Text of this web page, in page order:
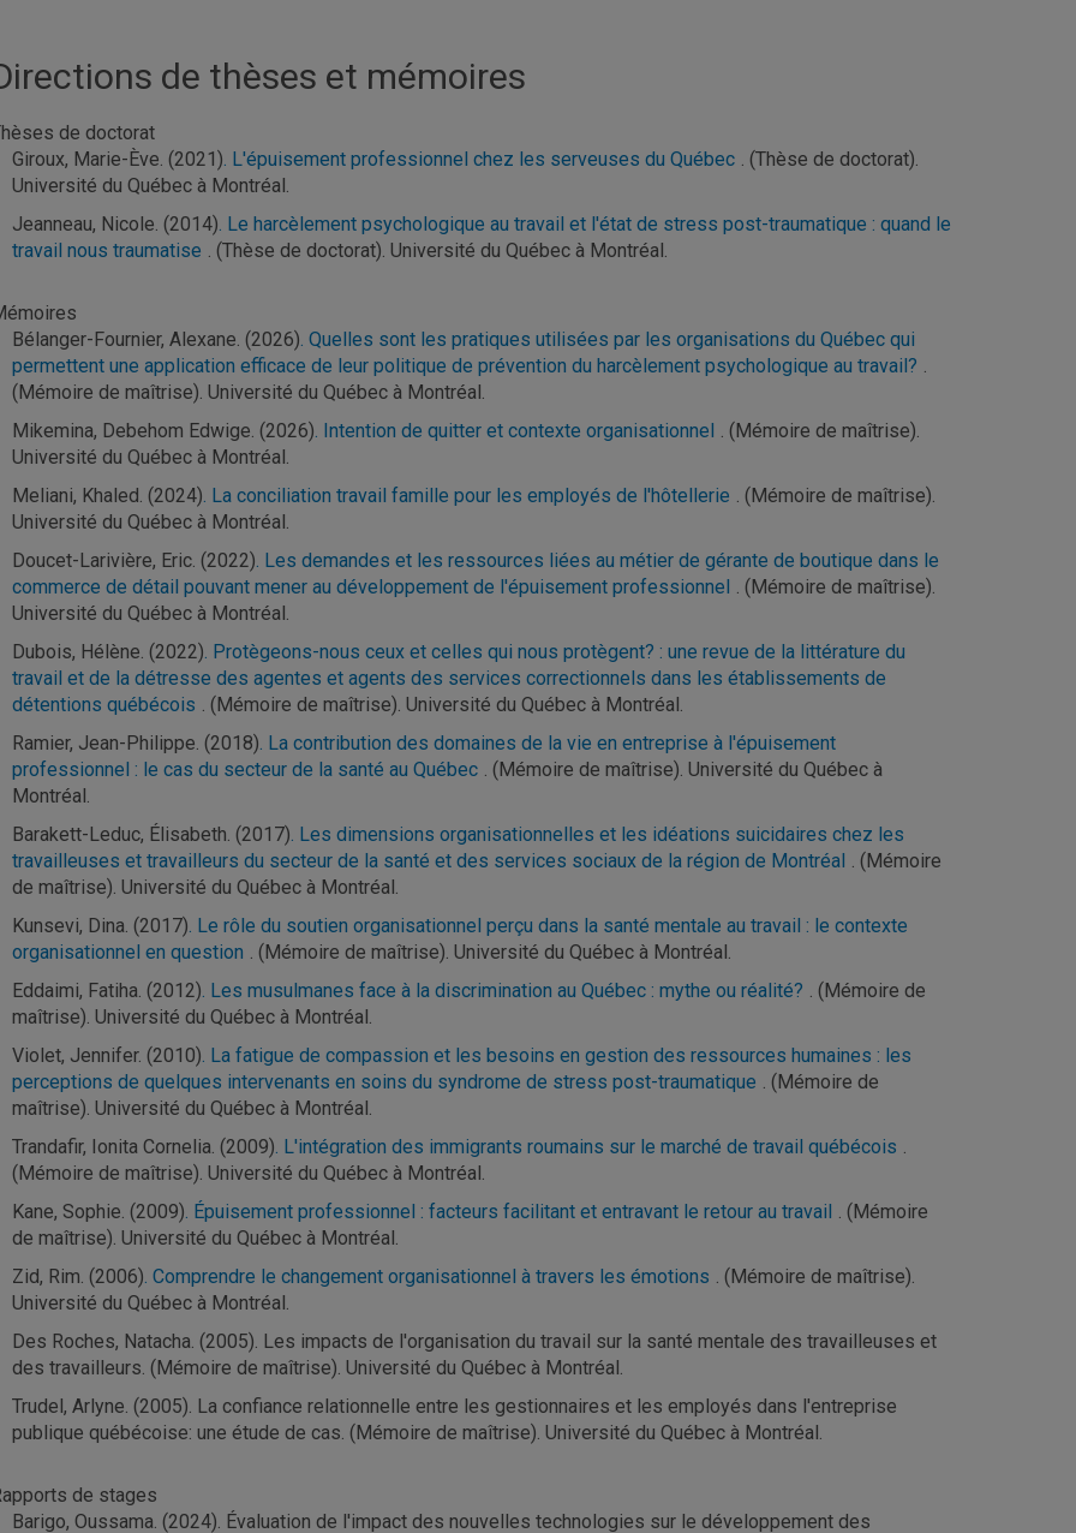
de thèses et mémoires
de doctorat
Giroux, Marie-Ève. (2021). L'épuisement professionnel chez les serveuses du Québec . (Thèse de doctorat).
Université du Québec à Montréal.
Jeanneau, Nicole. (2014). Le harcèlement psychologique au travail et l'état de stress post-traumatique : quand le
travail nous traumatise . (Thèse de doctorat). Université du Québec à Montréal.
Bélanger-Fournier, Alexane. (2026). Quelles sont les pratiques utilisées par les organisations du Québec qui
permettent une application efficace de leur politique de prévention du harcèlement psychologique au travail? .
(Mémoire de maîtrise). Université du Québec à Montréal.
Mikemina, Debehom Edwige. (2026). Intention de quitter et contexte organisationnel . (Mémoire de maîtrise).
Université du Québec à Montréal.
Meliani, Khaled. (2024). La conciliation travail famille pour les employés de l'hôtellerie . (Mémoire de maîtrise).
Université du Québec à Montréal.
Doucet-Larivière, Eric. (2022). Les demandes et les ressources liées au métier de gérante de boutique dans le
commerce de détail pouvant mener au développement de l'épuisement professionnel . (Mémoire de maîtrise).
Université du Québec à Montréal.
Dubois, Hélène. (2022). Protègeons-nous ceux et celles qui nous protègent? : une revue de la littérature du
travail et de la détresse des agentes et agents des services correctionnels dans les établissements de
détentions québécois . (Mémoire de maîtrise). Université du Québec à Montréal.
Ramier, Jean-Philippe. (2018). La contribution des domaines de la vie en entreprise à l'épuisement
professionnel : le cas du secteur de la santé au Québec . (Mémoire de maîtrise). Université du Québec à
Montréal.
Barakett-Leduc, Élisabeth. (2017). Les dimensions organisationnelles et les idéations suicidaires chez les
travailleuses et travailleurs du secteur de la santé et des services sociaux de la région de Montréal . (Mémoire
de maîtrise). Université du Québec à Montréal.
Kunsevi, Dina. (2017). Le rôle du soutien organisationnel perçu dans la santé mentale au travail : le contexte
organisationnel en question . (Mémoire de maîtrise). Université du Québec à Montréal.
Eddaimi, Fatiha. (2012). Les musulmanes face à la discrimination au Québec : mythe ou réalité? . (Mémoire de
maîtrise). Université du Québec à Montréal.
Violet, Jennifer. (2010). La fatigue de compassion et les besoins en gestion des ressources humaines : les
perceptions de quelques intervenants en soins du syndrome de stress post-traumatique . (Mémoire de
maîtrise). Université du Québec à Montréal.
Trandafir, Ionita Cornelia. (2009). L'intégration des immigrants roumains sur le marché de travail québécois .
(Mémoire de maîtrise). Université du Québec à Montréal.
Kane, Sophie. (2009). Épuisement professionnel : facteurs facilitant et entravant le retour au travail . (Mémoire
de maîtrise). Université du Québec à Montréal.
Zid, Rim. (2006). Comprendre le changement organisationnel à travers les émotions . (Mémoire de maîtrise).
Université du Québec à Montréal.
Des Roches, Natacha. (2005). Les impacts de l'organisation du travail sur la santé mentale des travailleuses et
des travailleurs. (Mémoire de maîtrise). Université du Québec à Montréal.
Trudel, Arlyne. (2005). La confiance relationnelle entre les gestionnaires et les employés dans l'entreprise
publique québécoise: une étude de cas. (Mémoire de maîtrise). Université du Québec à Montréal.
de stages
Barigo, Oussama. (2024). Évaluation de l'impact des nouvelles technologies sur le développement des